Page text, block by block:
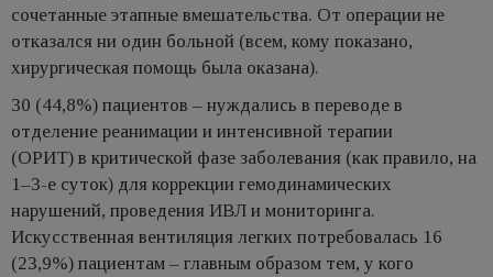
сочетанные этапные вмешательства. От операции не
отказался ни один больной (всем, кому показано,
хирургическая помощь была оказана).
30 (44,8%) пациентов – нуждались в переводе в
отделение реанимации и интенсивной терапии
(ОРИТ) в критической фазе заболевания (как правило, на
1–3-e суток) для коррекции гемодинамических
нарушений, проведения ИВЛ и мониторинга.
Искусственная вентиляция легких потребовалась 16
(23,9%) пациентам – главным образом тем, у кого